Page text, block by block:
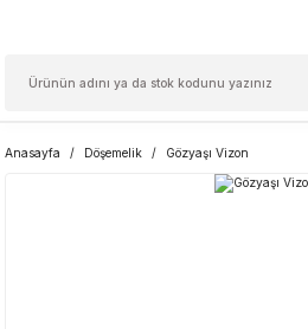
Anasayfa Döşemelik Gözyaşı Vizon